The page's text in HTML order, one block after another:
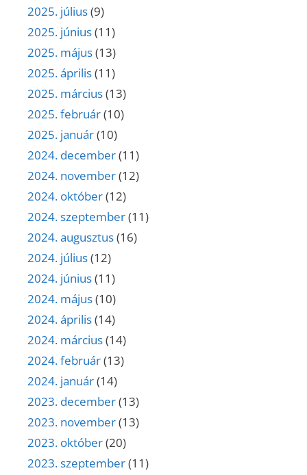
2025. július(9)
2025. június(11)
2025. május(13)
2025. április(11)
2025. március(13)
2025. február(10)
2025. január(10)
2024. december(11)
2024. november(12)
2024. október(12)
2024. szeptember(11)
2024. augusztus(16)
2024. július(12)
2024. június(11)
2024. május(10)
2024. április(14)
2024. március(14)
2024. február(13)
2024. január(14)
2023. december(13)
2023. november(13)
2023. október(20)
2023. szeptember(11)